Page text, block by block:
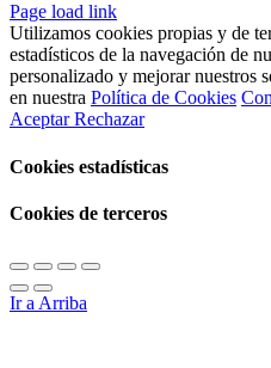
Page load link
Utilizamos cookies propias y de
estadísticos de la navegación de
personalizado y mejorar nuestros
en nuestra Política de Cookies
AceptarRechazar
Cookies estadísticas
Cookies de terceros
Ir a Arriba